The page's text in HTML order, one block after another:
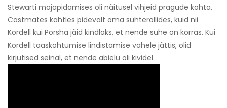
Stewarti majapidamises oli näitusel vihjeid pragude kohta.
Castmates kahtles pidevalt oma suhterollides, kuid nii
Kordell kui Porsha jäid kindlaks, et nende suhe on korras. Kui
Kordell taaskohtumise lindistamise vahele jättis, olid
kirjutised seinal, et nende abielu oli kividel.